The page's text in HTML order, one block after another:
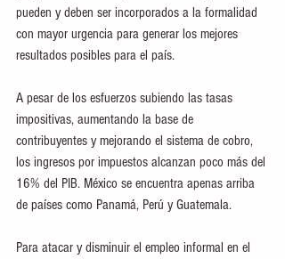
pueden y deben ser incorporados a la formalidad
con mayor urgencia para generar los mejores
resultados posibles para el país.
A pesar de los esfuerzos subiendo las tasas
impositivas, aumentando la base de
contribuyentes y mejorando el sistema de cobro,
los ingresos por impuestos alcanzan poco más del
16% del PIB. México se encuentra apenas arriba
de países como Panamá, Perú y Guatemala.
Para atacar y disminuir el empleo informal en el